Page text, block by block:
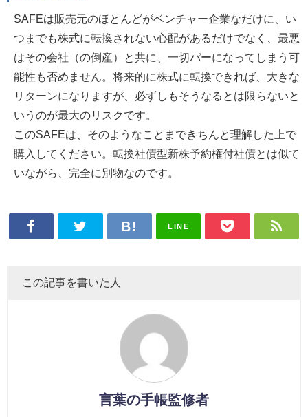
SAFEは販売元のほとんどがベンチャー企業なだけに、い
つまでも株式に転換されない心配があるだけでなく、最悪
はその会社（の倒産）と共に、一切パーになってしまう可
能性も否めません。将来的に株式に転換できれば、大きな
リターンになりますが、必ずしもそうなるとは限らないと
いうのが最大のリスクです。
このSAFEは、そのようなことまできちんと理解した上で
購入してください。転換社債型新株予約権付社債とは似て
いながら、完全に別物なのです。
LINE
この記事を書いた人
言葉の手帳監修者